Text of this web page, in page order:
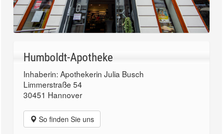
Humboldt-Apotheke
Inhaberin: Apothekerin Julia Busch
Limmerstraße 54
30451 Hannover
So finden Sie uns